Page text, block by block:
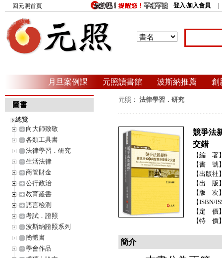
回元照首頁 登入‧加入會員
月旦案例課 元照讀書館 波斯納推薦 創
圖書
總覽
向大師致敬
各類工具書
法律學習．研究
生活法律
商管財金
公行政治
教育叢書
語言檢測
考試．證照
波斯納證照系列
簡體書
學會作品
元照： 法律學習．研究
競爭法
交錯
【編 著
【書 號
【出版社
【出 版
【版 次
【ISBN/
【定 價
【特 價
簡介